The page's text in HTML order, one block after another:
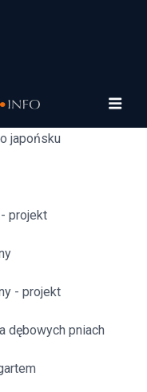
jednorodzinnych
japońsku
projekt
- projekt
dębowych pniach